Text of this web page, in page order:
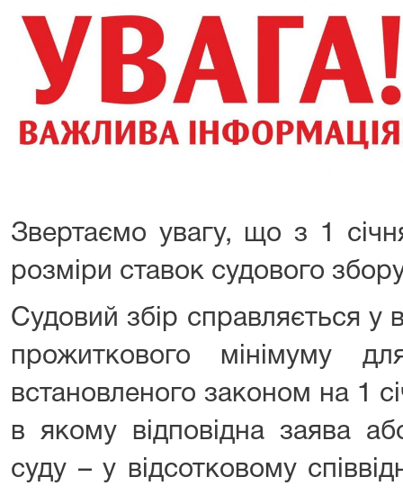
Звертаємо увагу, що з 1
розміри ставок судового
Судовий збір справляється у
прожиткового мінімуму
встановленого законом на 1
в якому відповідна заява
суду – у відсотковому